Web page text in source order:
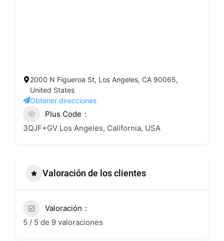
2000 N Figueroa St, Los Angeles, CA 90065,
United States
Obtener direcciones
Plus Code
3QJF+GV Los Angeles, California, USA
Valoración de los clientes
Valoración
5 / 5 de 9 valoraciones